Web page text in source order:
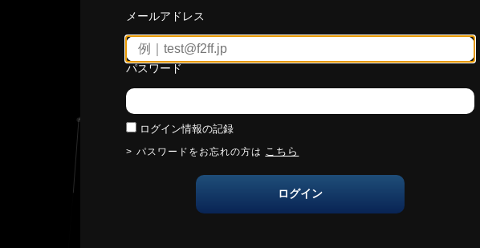
メールアドレス
パスワード
ログイン情報の記録
パスワードをお忘れの方は こちら
ログイン